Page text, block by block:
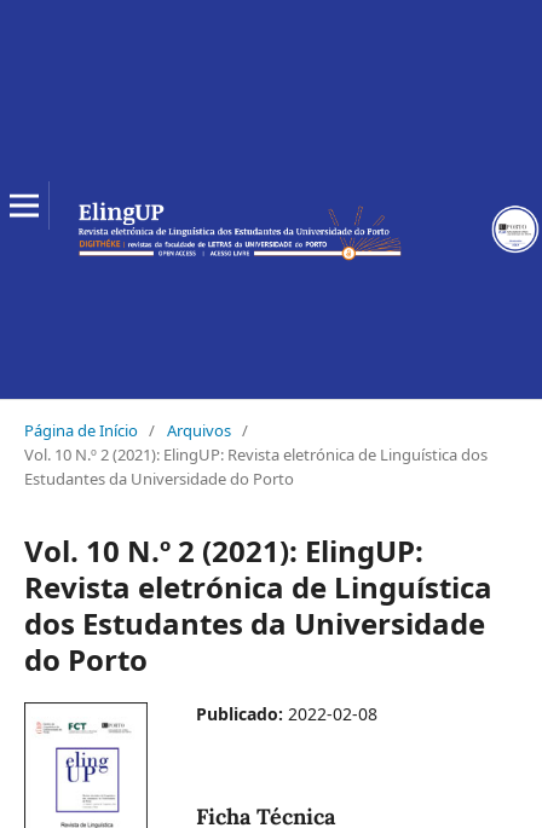
Página de Início / Arquivos /
Vol. 10 N.º 2 (2021): ElingUP: Revista eletrónica de Linguística dos
Estudantes da Universidade do Porto
Vol. 10 N.º 2 (2021): ElingUP:
Revista eletrónica de Linguística
dos Estudantes da Universidade
do Porto
Publicado: 2022-02-08
Ficha Técnica